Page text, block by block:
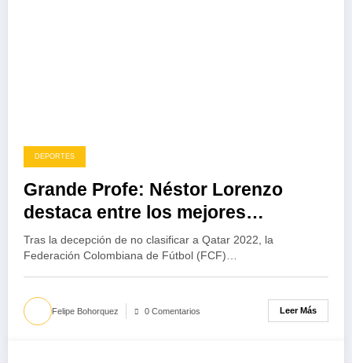
DEPORTES
Grande Profe: Néstor Lorenzo
destaca entre los mejores
entrenadores del mundo
Tras la decepción de no clasificar a Qatar 2022, la
Federación Colombiana de Fútbol (FCF)…
Felipe Bohorquez 0 Comentarios Leer Más